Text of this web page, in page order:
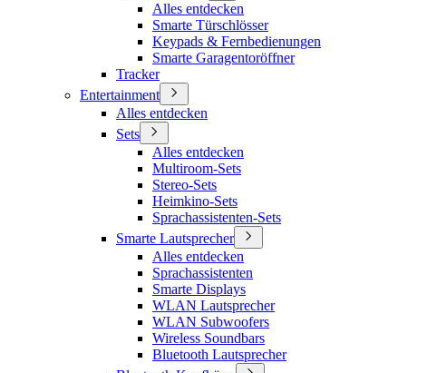
Alles entdecken
Smarte Türschlösser
Keypads & Fernbedienungen
Smarte Garagentoröffner
Tracker
Entertainment
Alles entdecken
Sets
Alles entdecken
Multiroom-Sets
Stereo-Sets
Heimkino-Sets
Sprachassistenten-Sets
Smarte Lautsprecher
Alles entdecken
Sprachassistenten
Smarte Displays
WLAN Lautsprecher
WLAN Subwoofers
Wireless Soundbars
Bluetooth Lautsprecher